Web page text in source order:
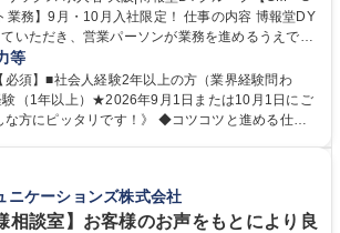
・10月入社限定！ 仕事の内容 博報堂DY
いただき、営業パーソンが業務を進めるうえで発
ートとしてテレビCMやSNS広告の入稿サポー
スタントとしての業務をお任せします。 ◆得意
合調査 ◆広告出稿の進行管理、確認 ◆広告出稿
定、資料作成 ◆TVCM放送枠の情報管理、不備確
の提案 など 募集職種 大阪|博報堂DY
告の入稿サポート業務】9月・10月入社限定！
等
必須】■社会人経験2年以上の方（業界経験問わ
（1年以上）★2026年9月1日または10月1日にご
：大学院 大学 高専 短
： 資格：
ニケーションズ株式会社
相談室】お客様のお声をもとにより良